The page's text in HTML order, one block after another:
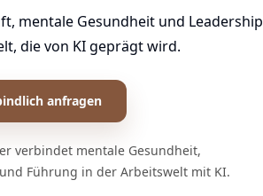
mentale Gesundheit und Leadership
die von KI geprägt wird.
anfragen
verbindet mentale Gesundheit,
Führung in der Arbeitswelt mit KI.